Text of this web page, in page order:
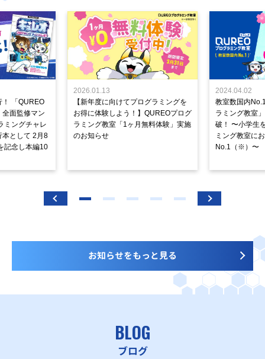
！ 「QUREO
面監修マン
ミングチャレ
本として 2月8
記念し本編10
2026.01.13
【新年度に向けてプログラミングを
お得に体験しよう！】QUREOプログ
ラミング教室「1ヶ月無料体験」実施
のお知らせ
2024.04.02
教室数国内
ラミング教室
破！ 〜小学生
ミング教室に
No.1（※）〜
お知らせをもっと見る
BLOG
ブログ